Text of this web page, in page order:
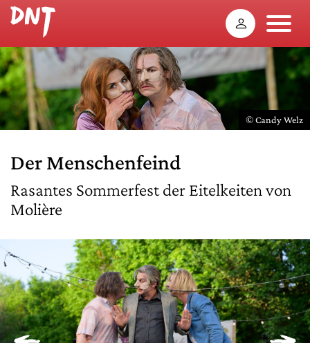
© Candy Welz
Der Menschenfeind
Rasantes Sommerfest der Eitelkeiten von
Molière